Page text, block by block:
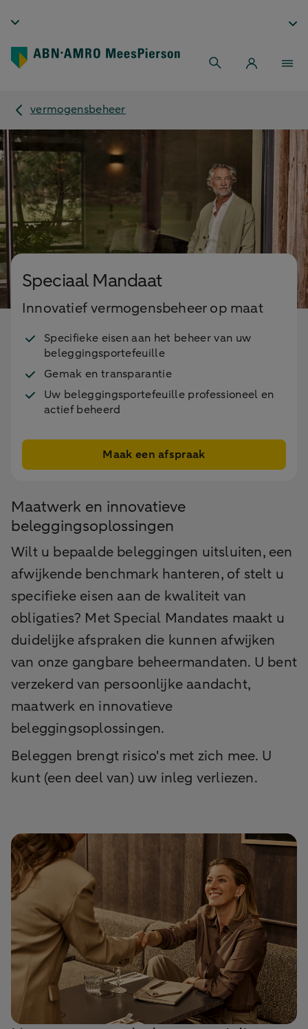
vermogensbeheer
Speciaal Mandaat
Innovatief vermogensbeheer op maat
Specifieke eisen aan het beheer van uw
beleggingsportefeuille
Gemak en transparantie
Uw beleggingsportefeuille professioneel en
actief beheerd
Maak een afspraak
Maatwerk en innovatieve
beleggingsoplossingen
Wilt u bepaalde beleggingen uitsluiten, een
afwijkende benchmark hanteren, of stelt u
specifieke eisen aan de kwaliteit van
obligaties? Met Special Mandates maakt u
duidelijke afspraken die kunnen afwijken
van onze gangbare beheermandaten. U bent
verzekerd van persoonlijke aandacht,
maatwerk en innovatieve
beleggingsoplossingen.
Beleggen brengt risico's met zich mee. U
kunt (een deel van) uw inleg verliezen.